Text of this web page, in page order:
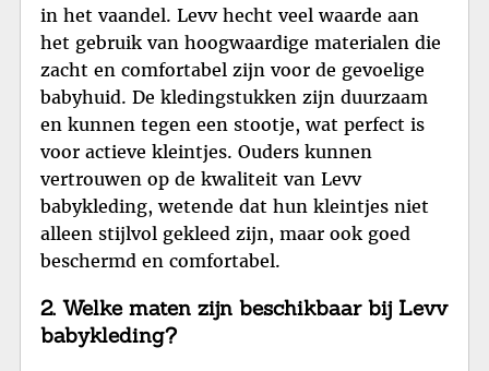
in het vaandel. Levv hecht veel waarde aan
het gebruik van hoogwaardige materialen die
zacht en comfortabel zijn voor de gevoelige
babyhuid. De kledingstukken zijn duurzaam
en kunnen tegen een stootje, wat perfect is
voor actieve kleintjes. Ouders kunnen
vertrouwen op de kwaliteit van Levv
babykleding, wetende dat hun kleintjes niet
alleen stijlvol gekleed zijn, maar ook goed
beschermd en comfortabel.
2. Welke maten zijn beschikbaar bij Levv
babykleding?